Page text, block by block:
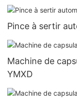
Pince à sertir
Machine de
YMXD